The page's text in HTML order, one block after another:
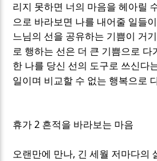
리지 못하면 너의 마음을 헤아릴
으로 바라보면 나를 내어줄 일들
느님의 선을 공유하는 기쁨이 거
로 행하는 선은 더 큰 기쁨으로 다
한 나를 당신 선의 도구로 쓰신다
일이며 비교할 수 없는 행복으로
휴가 2 흔적을 바라보는 마음
오랜만에 만나, 긴 세월 저마다의